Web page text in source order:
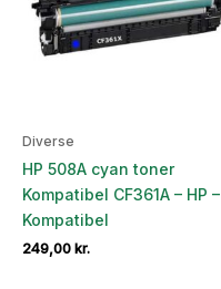
Diverse
HP 508A cyan toner
Kompatibel CF361A – HP –
Kompatibel
249,00 kr.